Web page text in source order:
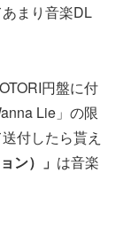
まり音楽DL
円盤に付
Lie」の限
付したら貰え
ン）」 は音楽